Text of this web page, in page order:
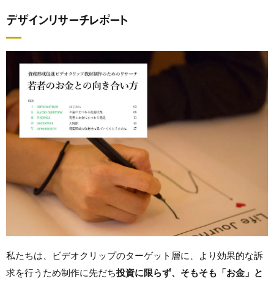
デザインリサーチレポート
私たちは、ビデオクリップのターゲット層に、より効果的な訴
求を行うため制作に先だち投資に限らず、そもそも「お金」と